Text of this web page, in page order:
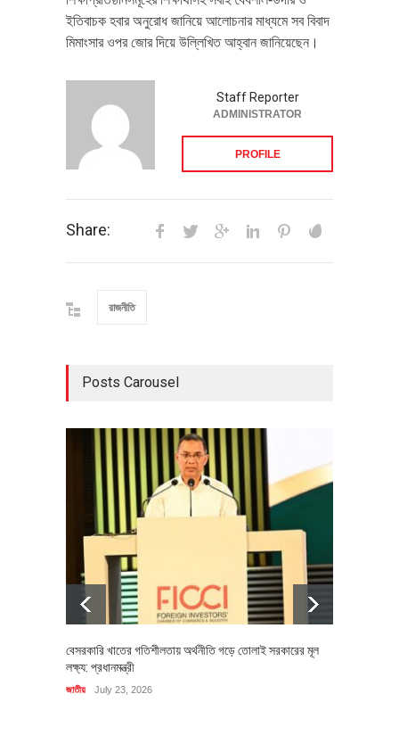
ইতিবাচক হবার অনুরোধ জানিয়ে আলোচনার মাধ্যমে সব বিবাদ
মিমাংসার ওপর জোর দিয়ে উল্লিখিত আহ্বান জানিয়েছেন।
Staff Reporter
ADMINISTRATOR
PROFILE
Share:
রাজনীতি
Posts Carousel
বেসরকারি খাতের গতিশীলতায় অর্থনীতি গড়ে তোলাই সরকারের মূল
লক্ষ্য: প্রধানমন্ত্রী
জাতীয় July 23, 2026